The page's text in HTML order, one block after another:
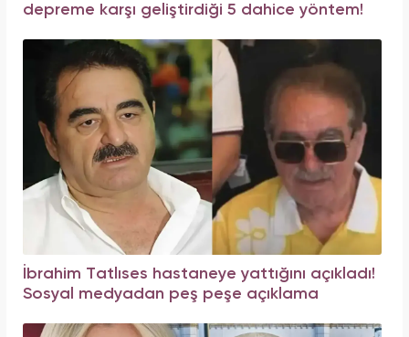
depreme karşı geliştirdiği 5 dahice yöntem!
İbrahim Tatlıses hastaneye yattığını açıkladı!
Sosyal medyadan peş peşe açıklama